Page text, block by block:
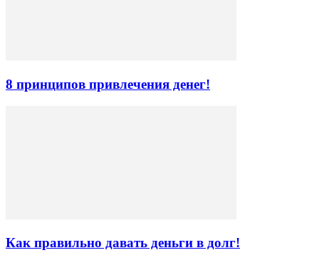
8 принципов привлечения денег!
Как правильно давать деньги в долг!